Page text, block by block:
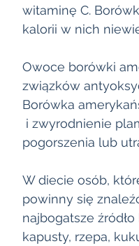
witaminę C.
kalorii w nich
Owoce borówki
związków
Borówka
i zwyrodnienie
pogorszenia lub
W diecie osób,
powinny się
najbogatsze
kapusty, rzepa,